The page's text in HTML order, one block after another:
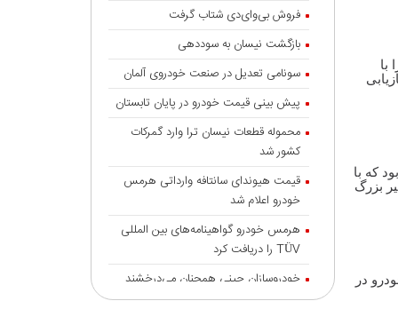
را با
که با
دلایل این تغییر بزرگ
در
فروش بی‌وای‌دی شتاب گرفت
بازگشت نیسان به سوددهی
سونامی تعدیل در صنعت خودروی آلمان
پیش بینی قیمت خودرو در پایان تابستان
محموله قطعات نیسان ترا وارد گمرکات
کشور شد
قیمت هیوندای سانتافه وارداتی هرمس
خودرو اعلام شد
هرمس خودرو گواهینامه‌های بین المللی
TÜV را دریافت کرد
خودروسازان چینی همچنان می‌درخشند